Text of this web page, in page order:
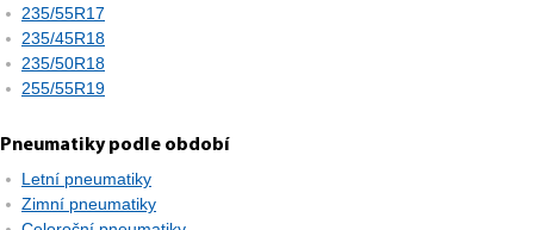
235/55R17
235/45R18
235/50R18
255/55R19
Pneumatiky podle období
Letní pneumatiky
Zimní pneumatiky